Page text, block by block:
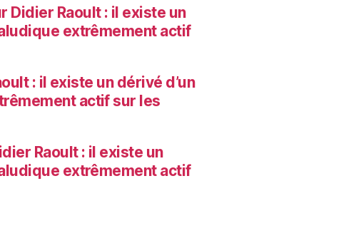
Didier Raoult : il existe un
extrêmement actif
: il existe un dérivé d’un
actif sur les
Raoult : il existe un
extrêmement actif